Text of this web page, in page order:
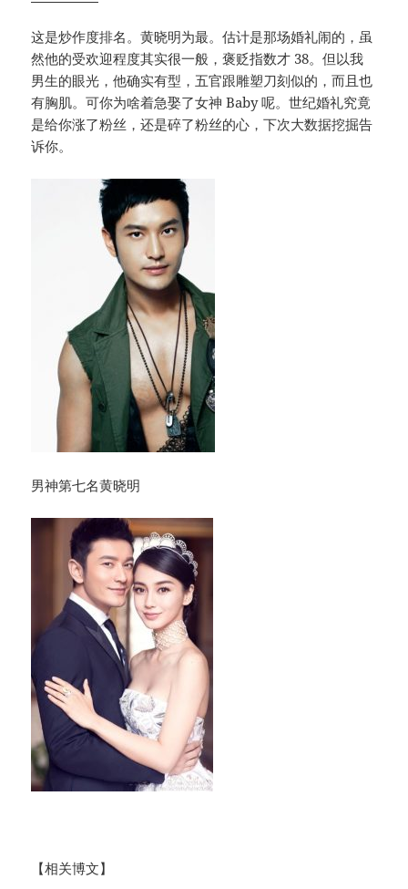
这是炒作度排名。黄晓明为最。估计是那场婚礼闹的，虽
然他的受欢迎程度其实很一般，褒贬指数才 38。但以我
男生的眼光，他确实有型，五官跟雕塑刀刻似的，而且也
有胸肌。可你为啥着急娶了女神 Baby 呢。世纪婚礼究竟
是给你涨了粉丝，还是碎了粉丝的心，下次大数据挖掘告
诉你。
男神第七名黄晓明
【相关博文】